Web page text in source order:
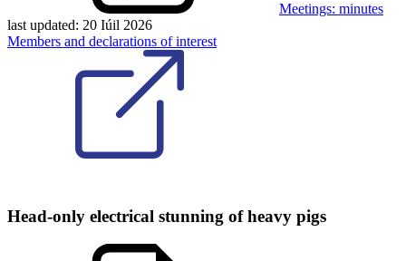
Meetings: minutes
last updated: 20 Iúil 2026
Members and declarations of interest
Head-only electrical stunning of heavy pigs